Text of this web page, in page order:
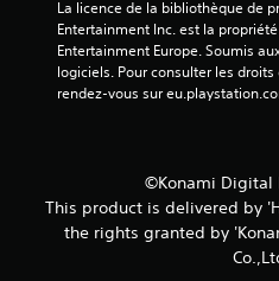
La licence de la bibliothèque de
Entertainment Inc. est la
Entertainment Europe. Soumis
logiciels. Pour consulter les
rendez-vous sur
©Konami Digital
This product is delivered by
the rights granted by